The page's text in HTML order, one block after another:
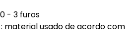
- 3 furos
material usado de acordo com